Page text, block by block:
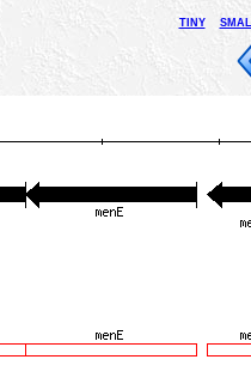
tiny